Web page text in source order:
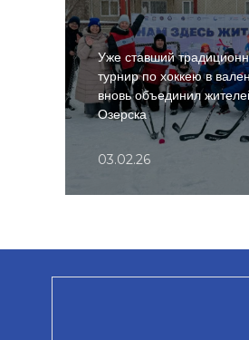
Уже ставший
турнир по хоккею в
вновь объединил
Озерска
03.02.26